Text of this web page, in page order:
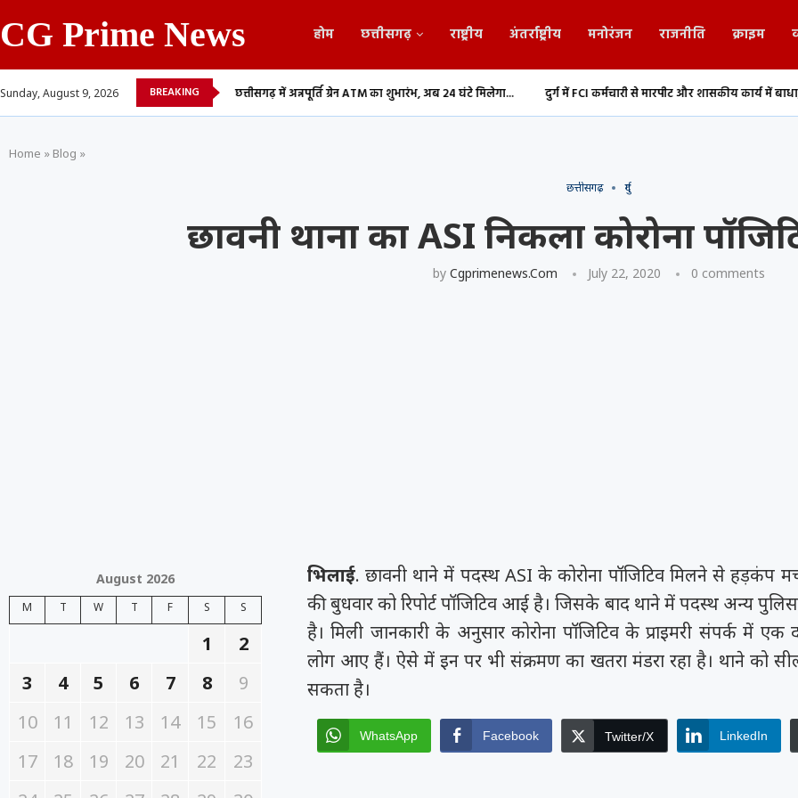
CG Prime News होम छत्तीसगढ़ राष्ट्रीय अंतर्राष्ट्रीय मनोरंजन राजनीति क्राइम
Sunday, August 9, 2026 BREAKING
सूची, 700 शिक्षकों... छत्तीसगढ़ में अन्नपूर्ति ग्रेन ATM का शुभारंभ, अब 24 घंटे मिलेगा... दुर्ग में FCI कर्मचारी से मारपीट और शासकीय कार्य में बाधा,... Durg:
Home » Blog »
छत्तीसगढ़ दुर्ग
छावनी थाना का ASI निकला कोरोना
by Cgprimenews.com July 22, 2020 0 comments
भिलाई. छावनी थाने में पदस्थ ASI के कोरोना पॉजिटिव मिलने से हड़कंप
की बुधवार को रिपोर्ट पॉजिटिव आई है। जिसके बाद थाने में पदस्थ अन्य
है। मिली जानकारी के अनुसार कोरोना पॉजिटिव के प्राइमरी संपर्क में एक
लोग आए हैं। ऐसे में इन पर भी संक्रमण का खतरा मंडरा रहा है। थाने को
सकता है।
WhatsApp Facebook Twitter/X LinkedIn
August 2026
M T W T F S S
1
2
3
4 5 6 7 8
9
10
11 12 13 14 15
16
17
18 19 20 21 22
23